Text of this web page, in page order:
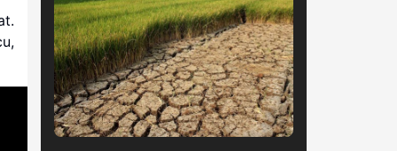
Terdampak Musim Kemarau,
Wilayah Kabupaten Karawang
Kekeringan Makin Meluas
Pelanggaran
Lingkungan, KDM
Tutup Permanen Lima
Tambang Batu Kapur
di Cipatat
Diduga Tebang 10